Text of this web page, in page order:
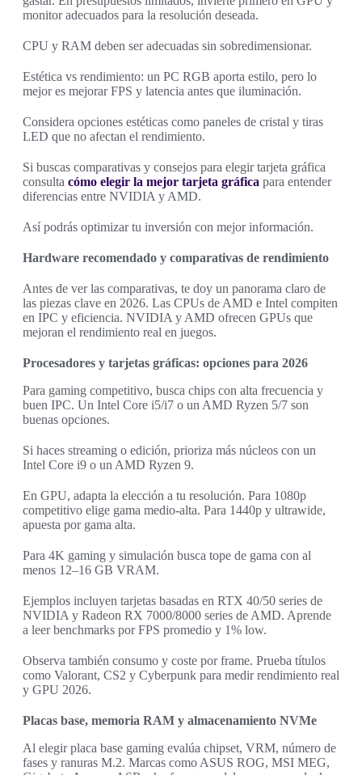
monitor adecuados para la resolución deseada.
CPU y RAM deben ser adecuadas sin sobredimensionar.
Estética vs rendimiento: un PC RGB aporta estilo, pero lo
mejor es mejorar FPS y latencia antes que iluminación.
Considera opciones estéticas como paneles de cristal y tiras
LED que no afectan el rendimiento.
Si buscas comparativas y consejos para elegir tarjeta gráfica
consulta cómo elegir la mejor tarjeta gráfica para entender
diferencias entre NVIDIA y AMD.
Así podrás optimizar tu inversión con mejor información.
Hardware recomendado y comparativas de rendimiento
Antes de ver las comparativas, te doy un panorama claro de
las piezas clave en 2026. Las CPUs de AMD e Intel compiten
en IPC y eficiencia. NVIDIA y AMD ofrecen GPUs que
mejoran el rendimiento real en juegos.
Procesadores y tarjetas gráficas: opciones para 2026
Para gaming competitivo, busca chips con alta frecuencia y
buen IPC. Un Intel Core i5/i7 o un AMD Ryzen 5/7 son
buenas opciones.
Si haces streaming o edición, prioriza más núcleos con un
Intel Core i9 o un AMD Ryzen 9.
En GPU, adapta la elección a tu resolución. Para 1080p
competitivo elige gama medio-alta. Para 1440p y ultrawide,
apuesta por gama alta.
Para 4K gaming y simulación busca tope de gama con al
menos 12–16 GB VRAM.
Ejemplos incluyen tarjetas basadas en RTX 40/50 series de
NVIDIA y Radeon RX 7000/8000 series de AMD. Aprende
a leer benchmarks por FPS promedio y 1% low.
Observa también consumo y coste por frame. Prueba títulos
como Valorant, CS2 y Cyberpunk para medir rendimiento real
y GPU 2026.
Placas base, memoria RAM y almacenamiento NVMe
Al elegir placa base gaming evalúa chipset, VRM, número de
fases y ranuras M.2. Marcas como ASUS ROG, MSI MEG,